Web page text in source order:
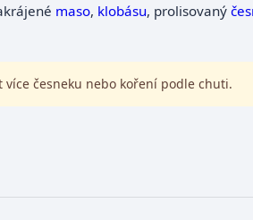
maso, klobásu, prolisovaný
česneku nebo koření podle chuti.